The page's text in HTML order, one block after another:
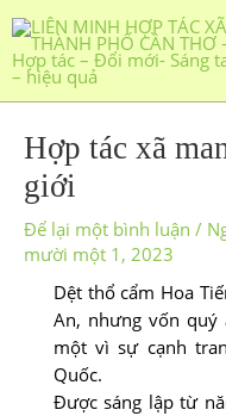
Hợp tác xã
giới
Để lại một bình luận /
mười một 1, 2023
Dệt thổ cẩm Hoa
An, nhưng vốn quý
một vì sự cạnh
Quốc.
Được sáng lập từ